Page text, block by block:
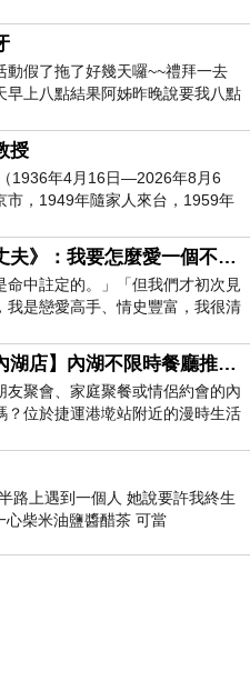
動假了拖了好幾天囉~~禮拜一去
早上八點結果阿姊昨晚說要我八點
莿桐都8點半多了
授
1936年4月16日—2026年8月6
市，1949年隨家人來台，1959年
濟發展博士學位。曾任
《娘子漢大丈夫》：我要怎麼愛一個不存在的人？
命中註定的。」「但我們才初次見
我是戀愛高手、情史豐富，我很清
之間的那種感覺，現
【漫時生活內湖店】內湖不限時餐廳推薦｜捷運港墘站美食，聚餐、約會、家庭聚會首選，正餐甜點一次滿足
友聚會、家庭聚餐或情侶約會的內
？位於捷運港墘站附近的漫時生活
步行約4分鐘即可抵
路上遇到一個人 她說要許我終生
心柴米油鹽醬醋茶 可當